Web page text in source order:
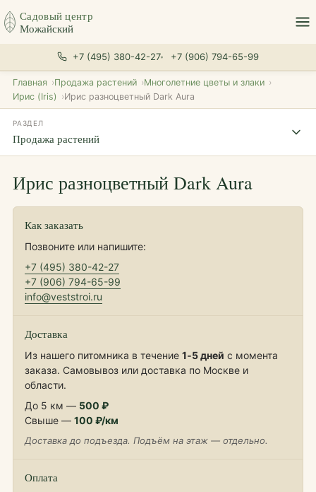
Садовый центр
Можайский
+7 (495) 380-42-27 +7 (906) 794-65-99
Главная Продажа растений
Многолетние цветы и злаки
Ирис (Iris)
Ирис разноцветный Dark Aura
РАЗДЕЛ
Продажа растений
Ирис разноцветный Dark Aura
Как заказать
Позвоните или напишите:
+7 (495) 380-42-27
+7 (906) 794-65-99
info@veststroi.ru
Доставка
Из нашего питомника в течение 1‑5 дней с момента
заказа. Самовывоз или доставка по Москве и
области.
До 5 км — 500 ₽
Свыше — 100 ₽/км
Доставка до подъезда. Подъём на этаж — отдельно.
Оплата